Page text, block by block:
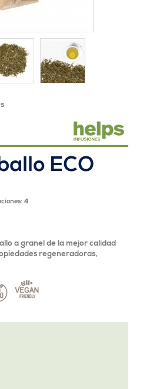
ECO
4
a granel de la mejor calidad
regeneradoras,